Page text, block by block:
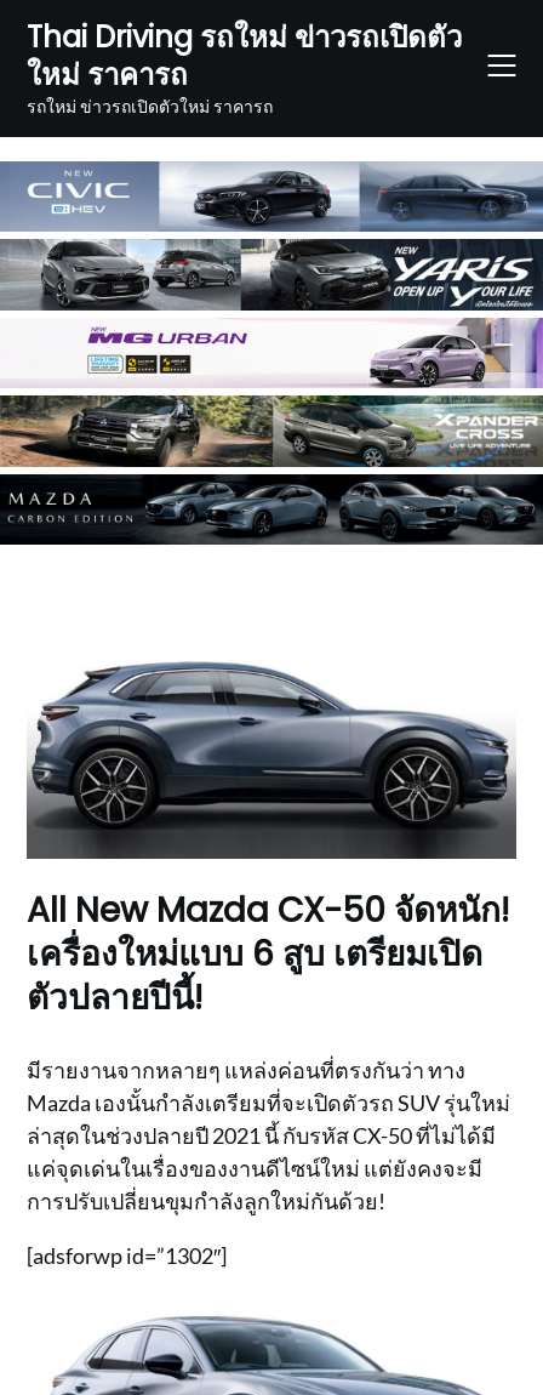
content
Thai Driving รถใหม่ ข่าวรถเปิดตัว
ใหม่ ราคารถ
รถใหม่ ข่าวรถเปิดตัวใหม่ ราคารถ
All New Mazda CX-50 จัดหนัก!
เครื่องใหม่แบบ 6 สูบ เตรียมเปิด
ตัวปลายปีนี้!
มีรายงานจากหลายๆ แหล่งค่อนที่ตรงกันว่า ทาง
Mazda เองนั้นกำลังเตรียมที่จะเปิดตัวรถ SUV รุ่นใหม่
ล่าสุดในช่วงปลายปี 2021 นี้ กับรหัส CX-50 ที่ไม่ได้มี
แค่จุดเด่นในเรื่องของงานดีไซน์ใหม่ แต่ยังคงจะมี
การปรับเปลี่ยนขุมกำลังลูกใหม่กันด้วย!
[adsforwp id=”1302″]